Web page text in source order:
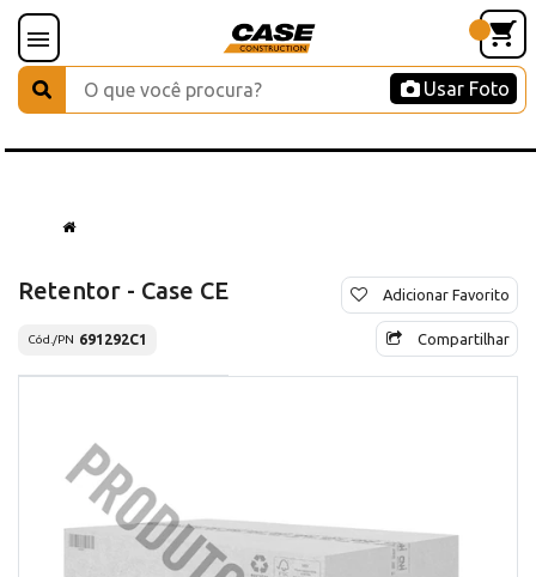
Usar Foto
Retentor - Case CE
Cód./PN 691292C1
Adicionar Favorito
Compartilhar